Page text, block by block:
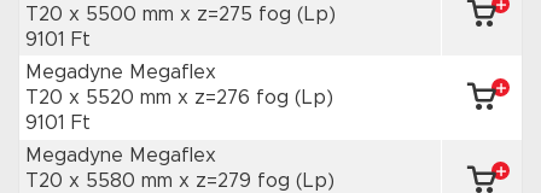
T20 x 5500 mm x z=275 fog (Lp)
9101 Ft
Megadyne Megaflex
T20 x 5520 mm x z=276 fog (Lp)
9101 Ft
Megadyne Megaflex
T20 x 5580 mm x z=279 fog (Lp)